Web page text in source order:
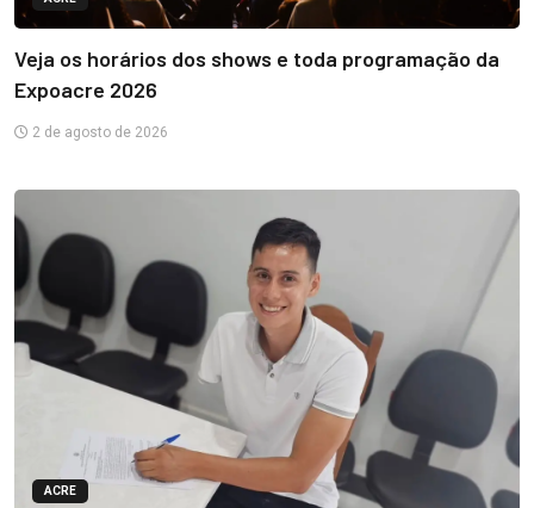
Veja os horários dos shows e toda programação da
Expoacre 2026
2 de agosto de 2026
ACRE